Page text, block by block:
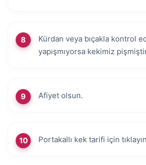
Kürdan veya bıçakla kontrol
yapışmıyorsa kekimiz
Afiyet olsun.
Portakallı kek tarifi için tıklayın